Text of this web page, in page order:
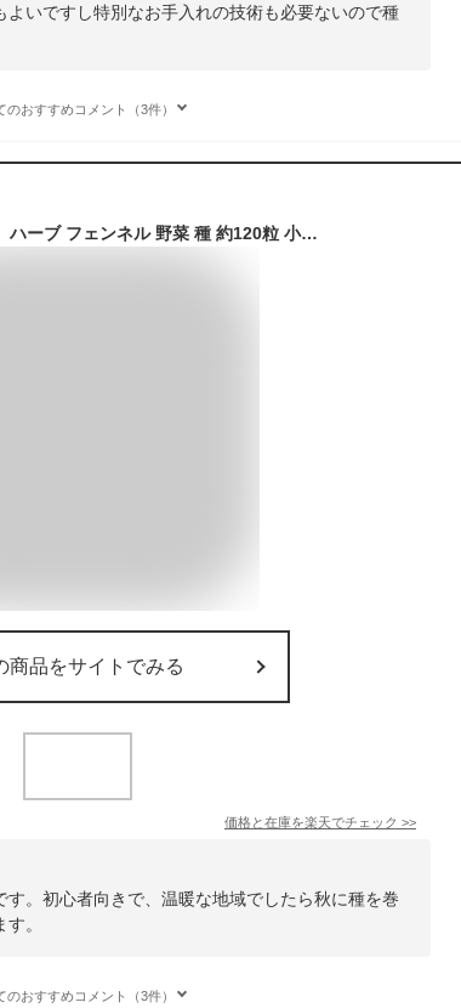
いですし特別なお手入れの技術も必要ないので種
のおすすめコメント（3件）
【サカタのタネ公式】 ハーブ フェンネル 野菜 種 約120粒 小袋 春まき 秋まき 固定種 簡単 初心者向き 育てやすい プランター 鉢 家庭菜園 ベランダ栽培 収穫 園芸 種子 タネ たね
商品をサイトでみる
価格と在庫を楽天でチェック >>
。初心者向きで、温暖な地域でしたら秋に種を巻
。
のおすすめコメント（3件）